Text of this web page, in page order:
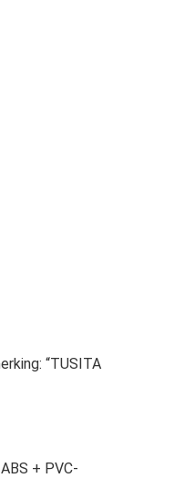
“TUSITA
+ PVC-